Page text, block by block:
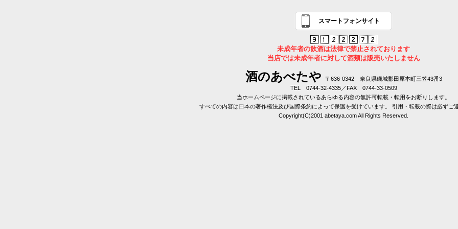
スマートフォンサイト
未成年者の飲酒は法律で禁止されております
当店では未成年者に対して酒類は販売いたしません
酒のあべたや
〒636-0342 奈良県磯城郡田原本町三笠43番3
TEL 0744-32-4335／FAX 0744-33-0509
当ホームページに掲載されているあらゆる内容の無許可転載・転用をお断りします。
すべての内容は日本の著作権法及び国際条約によって保護を受けています。 引用・転載の際は必ずご
Copyright(C)2001 abetaya.com All Rights Reserved.